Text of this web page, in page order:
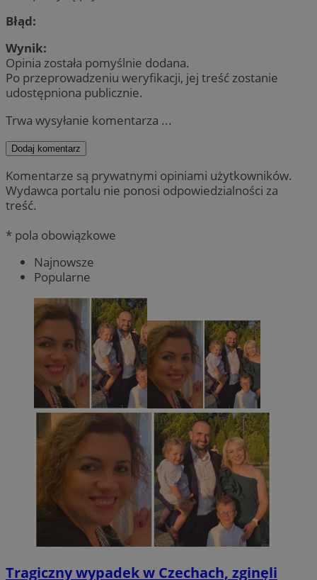
Błąd:
Wynik:
Opinia została pomyślnie dodana.
Po przeprowadzeniu weryfikacji, jej treść zostanie
udostępniona publicznie.
Trwa wysyłanie komentarza ...
Dodaj komentarz
Komentarze są prywatnymi opiniami użytkowników.
Wydawca portalu nie ponosi odpowiedzialności za
treść.
* pola obowiązkowe
Najnowsze
Popularne
Tragiczny wypadek w Czechach, zginęli